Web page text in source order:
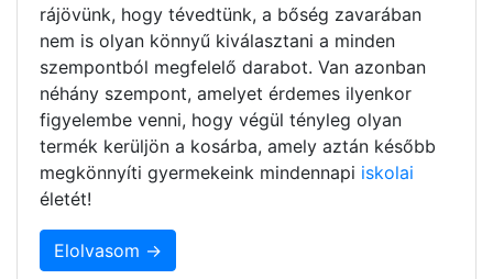
rájövünk, hogy tévedtünk, a bőség zavarában
nem is olyan könnyű kiválasztani a minden
szempontból megfelelő darabot. Van azonban
néhány szempont, amelyet érdemes ilyenkor
figyelembe venni, hogy végül tényleg olyan
termék kerüljön a kosárba, amely aztán később
megkönnyíti gyermekeink mindennapi iskolai
életét!
Elolvasom →